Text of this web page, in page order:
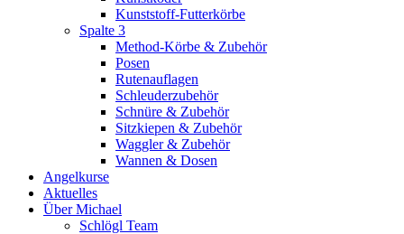
Kunststoff-Futterkörbe
Spalte 3
Method-Körbe & Zubehör
Posen
Rutenauflagen
Schleuderzubehör
Schnüre & Zubehör
Sitzkiepen & Zubehör
Waggler & Zubehör
Wannen & Dosen
Angelkurse
Aktuelles
Über Michael
Schlögl Team